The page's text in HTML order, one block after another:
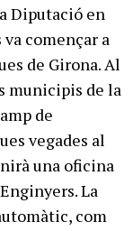
Diputació en
començar a
de Girona. Al
municipis de la
de
vegades al
una oficina
La
com